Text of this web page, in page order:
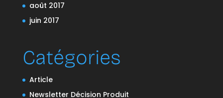
août 2017
juin 2017
Catégories
Article
Newsletter Décision Produit